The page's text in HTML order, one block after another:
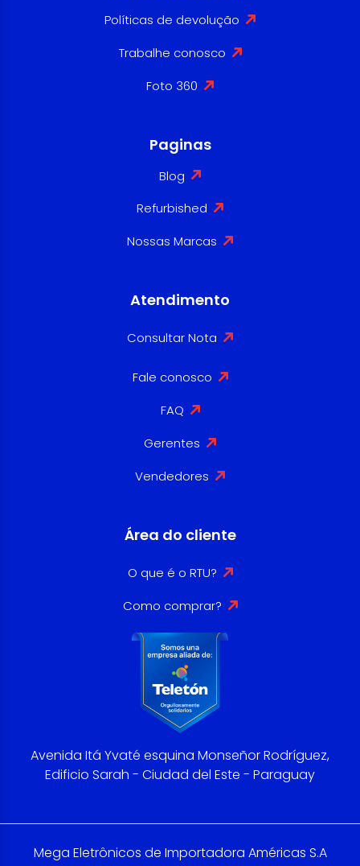
Políticas de devolução
Trabalhe conosco
Foto 360
Paginas
Blog
Refurbished
Nossas Marcas
Atendimento
Consultar Nota
Fale conosco
FAQ
Gerentes
Vendedores
Área do cliente
O que é o RTU?
Como comprar?
Avenida Itá Yvaté esquina Monseñor Rodríguez,
Edificio Sarah - Ciudad del Este - Paraguay
Mega Eletrônicos de Importadora Américas S.A